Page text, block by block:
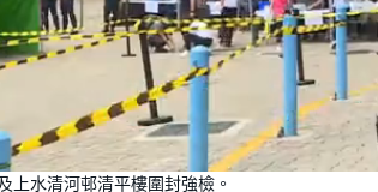
o
上水清河邨清平樓圍封強檢。